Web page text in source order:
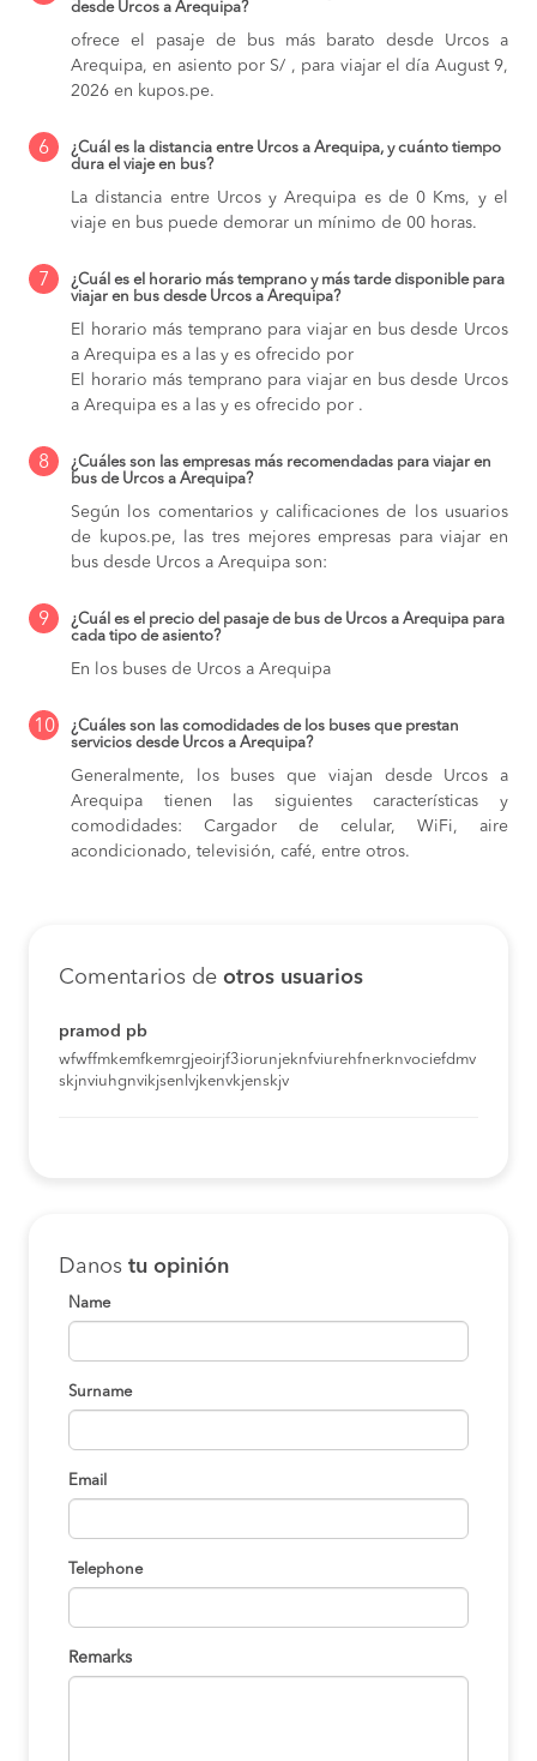
desde Urcos a Arequipa?
ofrece el pasaje de bus más barato desde Urcos a
Arequipa, en asiento por S/ , para viajar el día August 9,
2026 en kupos.pe.
6
¿Cuál es la distancia entre Urcos a Arequipa, y cuánto tiempo
dura el viaje en bus?
La distancia entre Urcos y Arequipa es de 0 Kms, y el
viaje en bus puede demorar un mínimo de 00 horas.
7
¿Cuál es el horario más temprano y más tarde disponible para
viajar en bus desde Urcos a Arequipa?
El horario más temprano para viajar en bus desde Urcos
a Arequipa es a las y es ofrecido por
El horario más temprano para viajar en bus desde Urcos
a Arequipa es a las y es ofrecido por .
8
¿Cuáles son las empresas más recomendadas para viajar en
bus de Urcos a Arequipa?
Según los comentarios y calificaciones de los usuarios
de kupos.pe, las tres mejores empresas para viajar en
bus desde Urcos a Arequipa son:
9
¿Cuál es el precio del pasaje de bus de Urcos a Arequipa para
cada tipo de asiento?
En los buses de Urcos a Arequipa
10
¿Cuáles son las comodidades de los buses que prestan
servicios desde Urcos a Arequipa?
Generalmente, los buses que viajan desde Urcos a
Arequipa tienen las siguientes características y
comodidades: Cargador de celular, WiFi, aire
acondicionado, televisión, café, entre otros.
Comentarios de otros usuarios
pramod pb
wfwffmkemfkemrgjeoirjf3iorunjeknfviurehfnerknvociefdmv
skjnviuhgnvikjsenlvjkenvkjenskjv
Danos tu opinión
Name
Surname
Email
Telephone
Remarks